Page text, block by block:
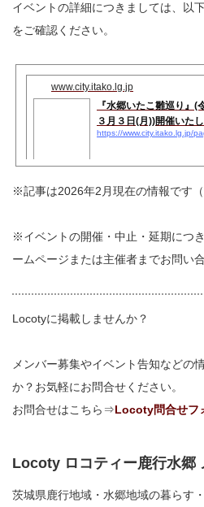
イベントの詳細につきましては、以
をご確認ください。
www.city.itako.lg.jp
『水郷いたこ雛巡り』(
３月３日(月))開催いた
https://www.city.itako.lg.jp/
※記事は2026年2月現在の情報です（
※イベントの開催・中止・延期につ
ームページまたは主催者までお問い
Locotyに掲載しませんか？
メンバー募集やイベント告知などの
か？お気軽にお問合せください。
お問合せはこちら⇒Locoty問合せフ
Locoty ロコティー鹿行水郷
茨城県鹿行地域・水郷地域の暮らす